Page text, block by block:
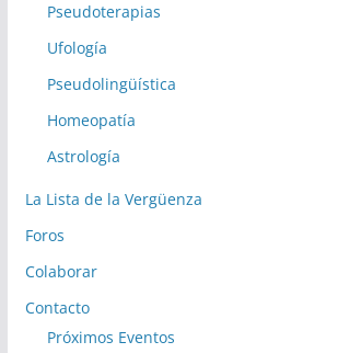
Pseudoterapias
Ufología
Pseudolingüística
Homeopatía
Astrología
La Lista de la Vergüenza
Foros
Colaborar
Contacto
Próximos Eventos